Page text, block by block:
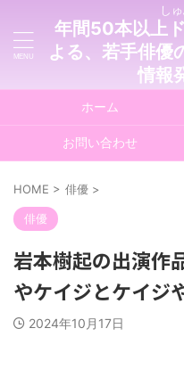
し
年間50本以上
よる、若手俳優
情報
ホーム
お問い合わせ
HOME > 俳優 >
俳優
岩本樹起の出演作
やケイジとケイジ
2024年10月17日